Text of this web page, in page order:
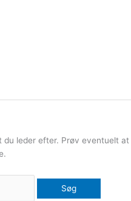
du leder efter. Prøv eventuelt at